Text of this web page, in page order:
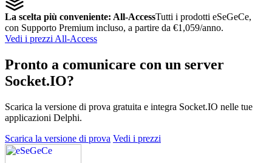
La scelta più conveniente: All-AccessTutti i prodotti eSeGeCe,
con Supporto Premium incluso, a partire da €1,059/anno.
Vedi i prezzi All-Access
Pronto a comunicare con un server
Socket.IO?
Scarica la versione di prova gratuita e integra Socket.IO nelle tue
applicazioni Delphi.
Scarica la versione di prova Vedi i prezzi